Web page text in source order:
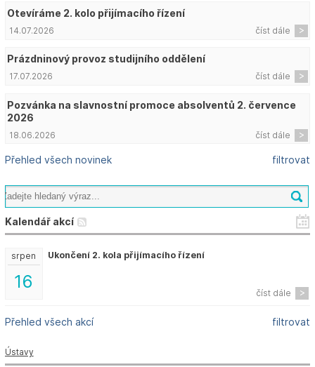
Otevíráme 2. kolo přijímacího řízení
číst dále
14.07.2026
Prázdninový provoz studijního oddělení
číst dále
17.07.2026
Pozvánka na slavnostní promoce absolventů 2. července
2026
číst dále
18.06.2026
Přehled všech novinek filtrovat
Kalendář akcí
16
srpen Ukončení 2. kola přijímacího řízení
číst dále
Přehled všech akcí filtrovat
Ústavy